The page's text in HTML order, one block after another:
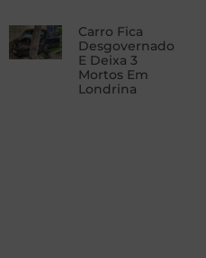
Carro Fica
Desgovernado
E Deixa 3
Mortos Em
Londrina